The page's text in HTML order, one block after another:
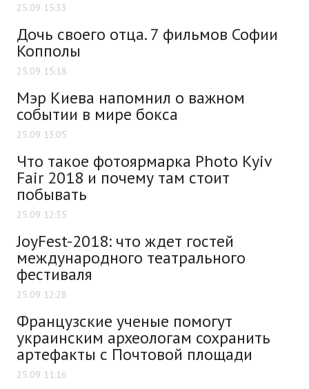
25.09 15:33
Дочь своего отца. 7 фильмов Софии
Копполы
25.09 15:18
Мэр Киева напомнил о важном
событии в мире бокса
25.09 13:05
Что такое фотоярмарка Photo Kyiv
Fair 2018 и почему там стоит
побывать
25.09 12:35
JoyFest-2018: что ждет гостей
международного театрального
фестиваля
25.09 12:28
Французские ученые помогут
украинским археологам сохранить
артефакты с Почтовой площади
25.09 11:16